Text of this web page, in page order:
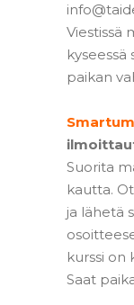
Viestissä
kyseessä
paikan
Suorita
kautta.
ja lähetä
kurssi on
Saat